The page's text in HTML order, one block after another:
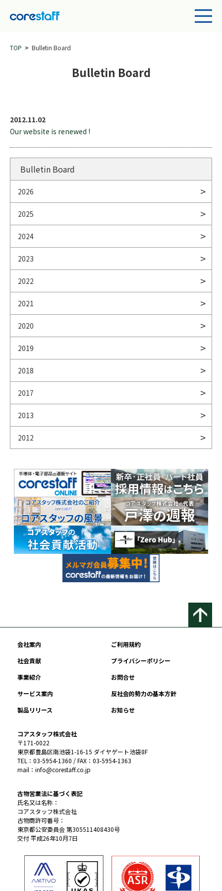
TOP Bulletin Board
Bulletin Board
2012.11.02
Our website is renewed !
Bulletin Board
2026
2025
2024
2023
2022
2021
2020
2019
2018
2017
2013
2012
会社案内
ご利用規約
社会貢献
プライバシーポリシー
事業紹介
お問合せ
サービス案内
反社会的勢力の基本方針
製品リリース
お知らせ
コアスタッフ株式会社
〒171-0022
東京都豊島区南池袋1-16-15 ダイヤゲート池袋8F
TEL：03-5954-1360 / FAX：03-5954-1363
mail：info@corestaff.co.jp
古物営業法に基づく表記
氏名又は名称：
コアスタッフ株式会社
古物商許可番号：
東京都公安委員会 第305511408430号
交付 平成26年10月7日